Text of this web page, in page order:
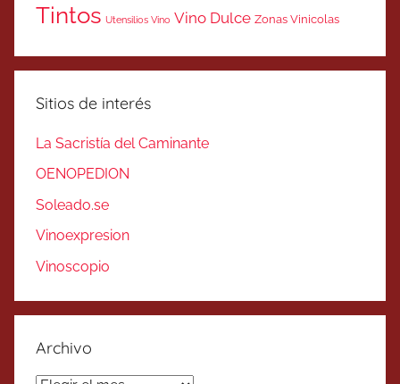
Tintos Utensilios Vino Vino Dulce Zonas Vinicolas
Sitios de interés
La Sacristía del Caminante
OENOPEDION
Soleado.se
Vinoexpresion
Vinoscopio
Archivo